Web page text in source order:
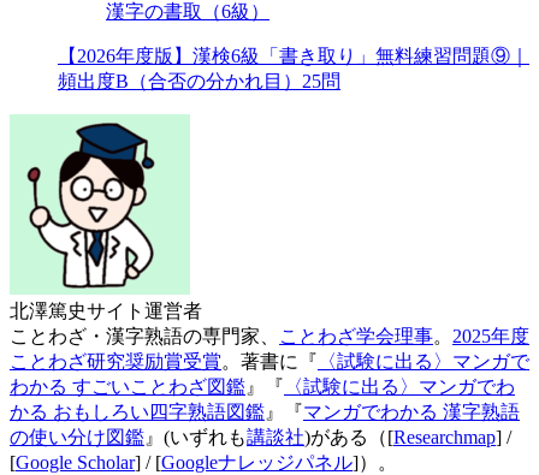
漢字の書取（6級）
【2026年度版】漢検6級「書き取り」無料練習問題⑨｜
頻出度B（合否の分かれ目）25問
北澤篤史サイト運営者
ことわざ・漢字熟語の専門家、
ことわざ学会理事。 2025年度
ことわざ研究奨励賞受賞。著書に『 〈試験に出る〉マンガで
わかる すごいことわざ図鑑 』『 〈試験に出る〉マンガでわ
かる おもしろい四字熟語図鑑 』『マンガでわかる 漢字熟語
の使い分け図鑑 』(いずれも講談社)がある（[Researchmap] /
[Google Scholar] / [Googleナレッジパネル]）。